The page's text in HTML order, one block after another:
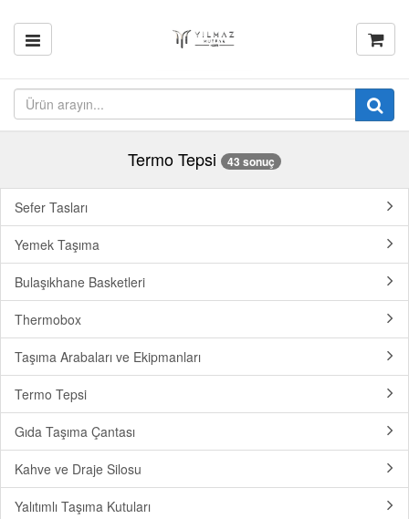
Termo Tepsi 43 sonuç
Sefer Tasları
Yemek Taşıma
Bulaşıkhane Basketleri
Thermobox
Taşıma Arabaları ve Ekipmanları
Termo Tepsi
Gıda Taşıma Çantası
Kahve ve Draje Silosu
Yalıtımlı Taşıma Kutuları